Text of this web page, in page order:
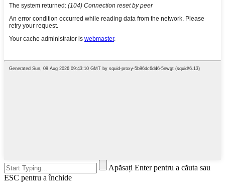
Apăsați Enter pentru a căuta sau
ESC pentru a închide